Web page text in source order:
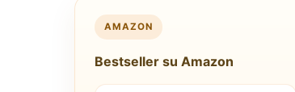
AMAZON
Bestseller su Amazon